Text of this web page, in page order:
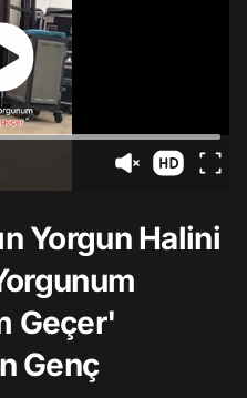
Yorgun Halini
Geçer'
Genç